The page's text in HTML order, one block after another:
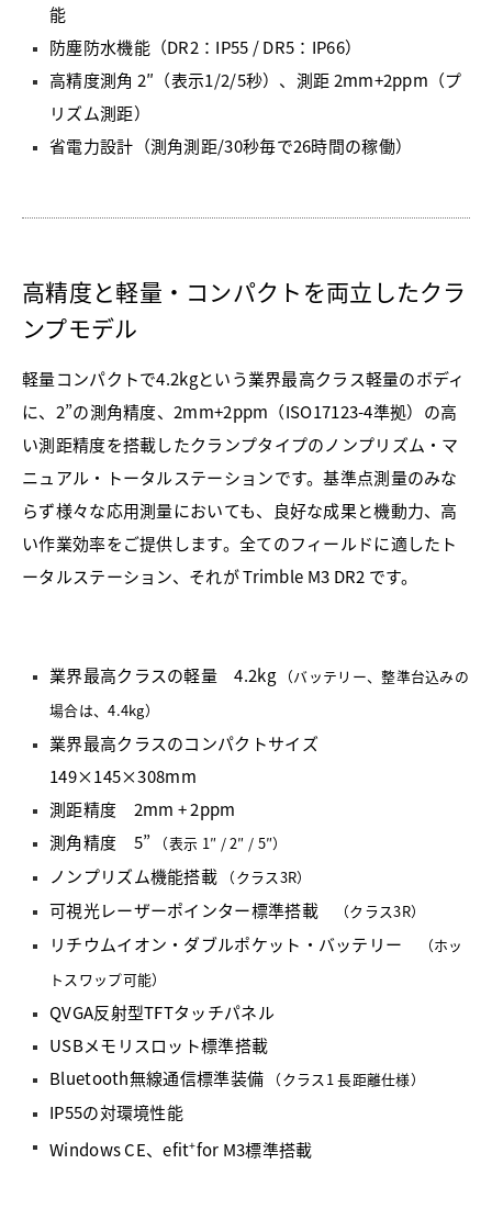
能
防塵防水機能（DR2：IP55 / DR5：IP66）
高精度測角 2″（表示1/2/5秒）、測距 2mm+2ppm（プ
リズム測距）
省電力設計（測角測距/30秒毎で26時間の稼働）
高精度と軽量・コンパクトを両立したクラ
ンプモデル
軽量コンパクトで4.2kgという業界最高クラス軽量のボディ
に、2”の測角精度、2mm+2ppm（ISO17123-4準拠）の高
い測距精度を搭載したクランプタイプのノンプリズム・マ
ニュアル・トータルステーションです。基準点測量のみな
らず様々な応用測量においても、良好な成果と機動力、高
い作業効率をご提供します。全てのフィールドに適したト
ータルステーション、それが Trimble M3 DR2 です。
業界最高クラスの軽量 4.2kg
（バッテリー、整準台込みの
場合は、4.4kg）
業界最高クラスのコンパクトサイズ
149×145×308mm
測距精度 2mm + 2ppm
測角精度 5”
（表示 1″ / 2″ / 5″）
ノンプリズム機能搭載 （クラス3R）
可視光レーザーポインター標準搭載 （クラス3R）
リチウムイオン・ダブルポケット・バッテリー
（ホッ
トスワップ可能）
QVGA反射型TFTタッチパネル
USBメモリスロット標準搭載
Bluetooth無線通信標準装備
（クラス1 長距離仕様）
IP55の対環境性能
Windows CE、efit+for M3標準搭載